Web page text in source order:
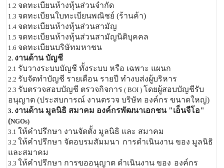
1.2 จดทะเบียนห้างหุ้นส่วนจำกัด
1.3 จดทะเบียนใบทะเบียนพณิชย์ (ร้านค้า)
1.4 จดทะเบียนห้างหุ้นส่วนสามัญ
1.5 จดทะเบียนห้างหุ้นส่วนสามัญนิติบุคคล
1.6 จดทะเบียนบริษัทมหาชน
2. งานด้าน บัญชี
2.1 รับวางระบบบัญชี ทั้งระบบ หรือ เฉพาะ แผนก
2.2 รับจัดทำบัญชี รายเดือน รายปี ทำงบส่งผู้บริหาร
2.3 รับตรวจสอบบัญชี ตรวจกิจการ ( BOI ) โดยผู้สอบบัญชีรับ
อนุญาต (ประสบการณ์ งานตรวจ บริษัท องค์กร ขนาดใหญ่)
3. งานด้าน มูลนิธิ สมาคม องค์กรพัฒนาเอกชน "เอ็นจีโอ"
(NGOs)
3.1 ให้คำปรึกษา งานจัดตั้ง มูลนิธิ และ สมาคม
3.2 ให้คำปรึกษา จัดอบรมสัมมนา การดำเนินงาน ของ มูลนิธิ
และสมาคม
3.3 ให้คำปรึกษา การขออนุญาต ดำเนินงาน ของ องค์กร